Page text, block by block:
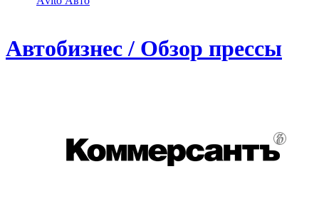
Автобизнес / Обзор прессы